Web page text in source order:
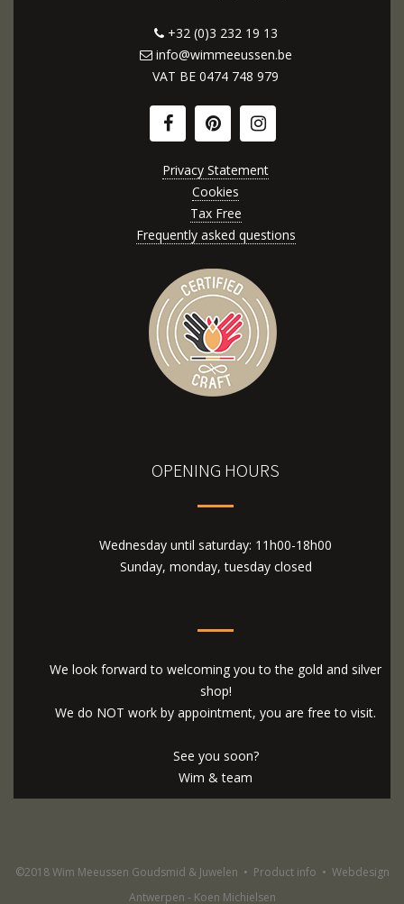
+32 (0)3 232 19 13
info@wimmeeussen.be
VAT BE 0474 748 979
Privacy Statement
Cookies
Tax Free
Frequently asked questions
OPENING HOURS
Wednesday until saturday: 11h00-18h00
Sunday, monday, tuesday closed
We look forward to welcoming you to the gold and silver
shop!
We do NOT work by appointment, you are free to visit.
See you soon?
Wim & team
©2018 Wim Meeussen Goudsmid & Juwelen • Product info • Webdesign
Antwerpen - Koen Michielsen